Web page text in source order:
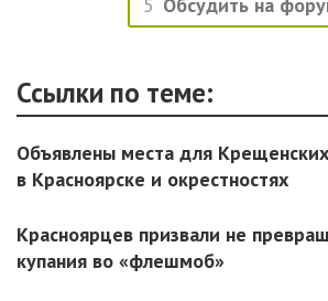
Ссылки по теме:
Объявлены места для
в Красноярске и окрестностях
Красноярцев призвали не
купания во «флешмоб»